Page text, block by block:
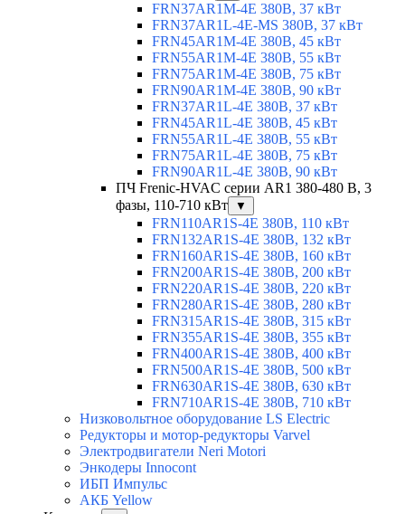
FRN37AR1M-4E 380В, 37 кВт
FRN37AR1L-4E-MS 380В, 37 кВт
FRN45AR1M-4E 380В, 45 кВт
FRN55AR1M-4E 380В, 55 кВт
FRN75AR1M-4E 380В, 75 кВт
FRN90AR1M-4E 380В, 90 кВт
FRN37AR1L-4E 380В, 37 кВт
FRN45AR1L-4E 380В, 45 кВт
FRN55AR1L-4E 380В, 55 кВт
FRN75AR1L-4E 380В, 75 кВт
FRN90AR1L-4E 380В, 90 кВт
ПЧ Frenic-HVAC серии AR1 380-480 В, 3
фазы, 110-710 кВт
▼
FRN110AR1S-4E 380В, 110 кВт
FRN132AR1S-4E 380В, 132 кВт
FRN160AR1S-4E 380В, 160 кВт
FRN200AR1S-4E 380В, 200 кВт
FRN220AR1S-4E 380В, 220 кВт
FRN280AR1S-4E 380В, 280 кВт
FRN315AR1S-4E 380В, 315 кВт
FRN355AR1S-4E 380В, 355 кВт
FRN400AR1S-4E 380В, 400 кВт
FRN500AR1S-4E 380В, 500 кВт
FRN630AR1S-4E 380В, 630 кВт
FRN710AR1S-4E 380В, 710 кВт
Низковольтное оборудование LS Electric
Редукторы и мотор-редукторы Varvel
Электродвигатели Neri Motori
Энкодеры Innocont
ИБП Импульс
АКБ Yellow